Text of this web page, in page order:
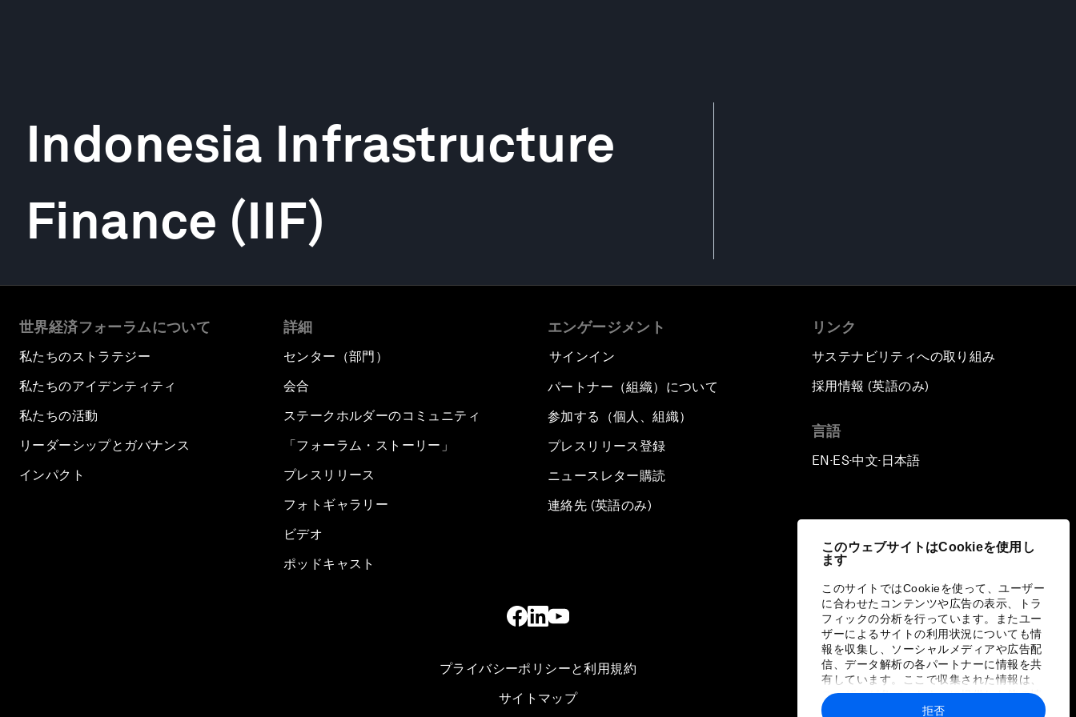
このウェブサイトはCookieを使用し
ます
このサイトではCookieを使って、ユーザー
に合わせたコンテンツや広告の表示、トラ
フィックの分析を行っています。またユー
ザーによるサイトの利用状況についても情
報を収集し、ソーシャルメディアや広告配
信、データ解析の各パートナーに情報を共
有しています。ここで収集された情報は、
ユーザーが各パートナーに提供した他の情
報や各パートナーのサービスを使用した際
拒否
Indonesia Infrastructure
Finance (IIF)
世界経済フォーラムについて
私たちのストラテジー
私たちのアイデンティティ
私たちの活動
リーダーシップとガバナンス
インパクト
詳細
センター（部門）
会合
ステークホルダーのコミュニティ
「フォーラム・ストーリー」
プレスリリース
フォトギャラリー
ビデオ
ポッドキャスト
エンゲージメント
サインイン
パートナー（組織）について
参加する（個人、組織）
プレスリリース登録
ニュースレター購読
連絡先 (英語のみ)
リンク
サステナビリティへの取り組み
採用情報 (英語のみ)
言語
EN ▪ES▪中文▪ 日本語
プライバシーポリシーと利用規約
サイトマップ